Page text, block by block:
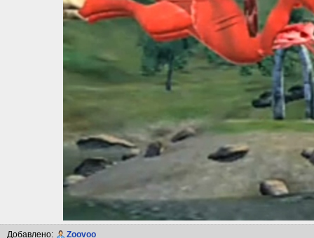
Добавлено: Zoovoo